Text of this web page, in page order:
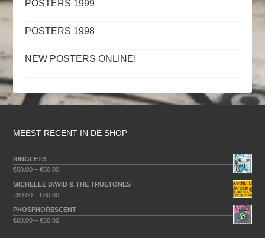
POSTERS 1999
POSTERS 1998
NEW POSTERS ONLINE!
MEEST RECENT IN DE SHOP
RINGLETS
€60.00 –€80.00
MICHELLE DAVID & THE TRUETONES
€60.00 –€80.00
PHOSPHORESCENT
€60.00 –€80.00